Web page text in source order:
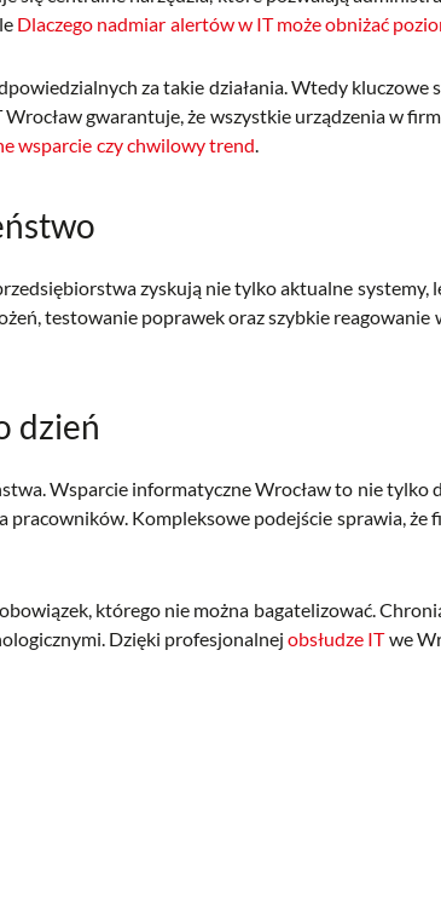
Dlaczego nadmiar alertów w IT może obniżać
za takie działania. Wtedy
Wrocław gwarantuje, że wszystkie urządzenia w
wsparcie czy chwilowy trend
zyskują nie tylko aktualne
testowanie poprawek oraz szybkie reagowanie
dzień
Wsparcie informatyczne Wrocław to nie
Kompleksowe podejście sprawia, że
którego nie można bagatelizować.
Dzięki profesjonalnejobsłudze ITwe